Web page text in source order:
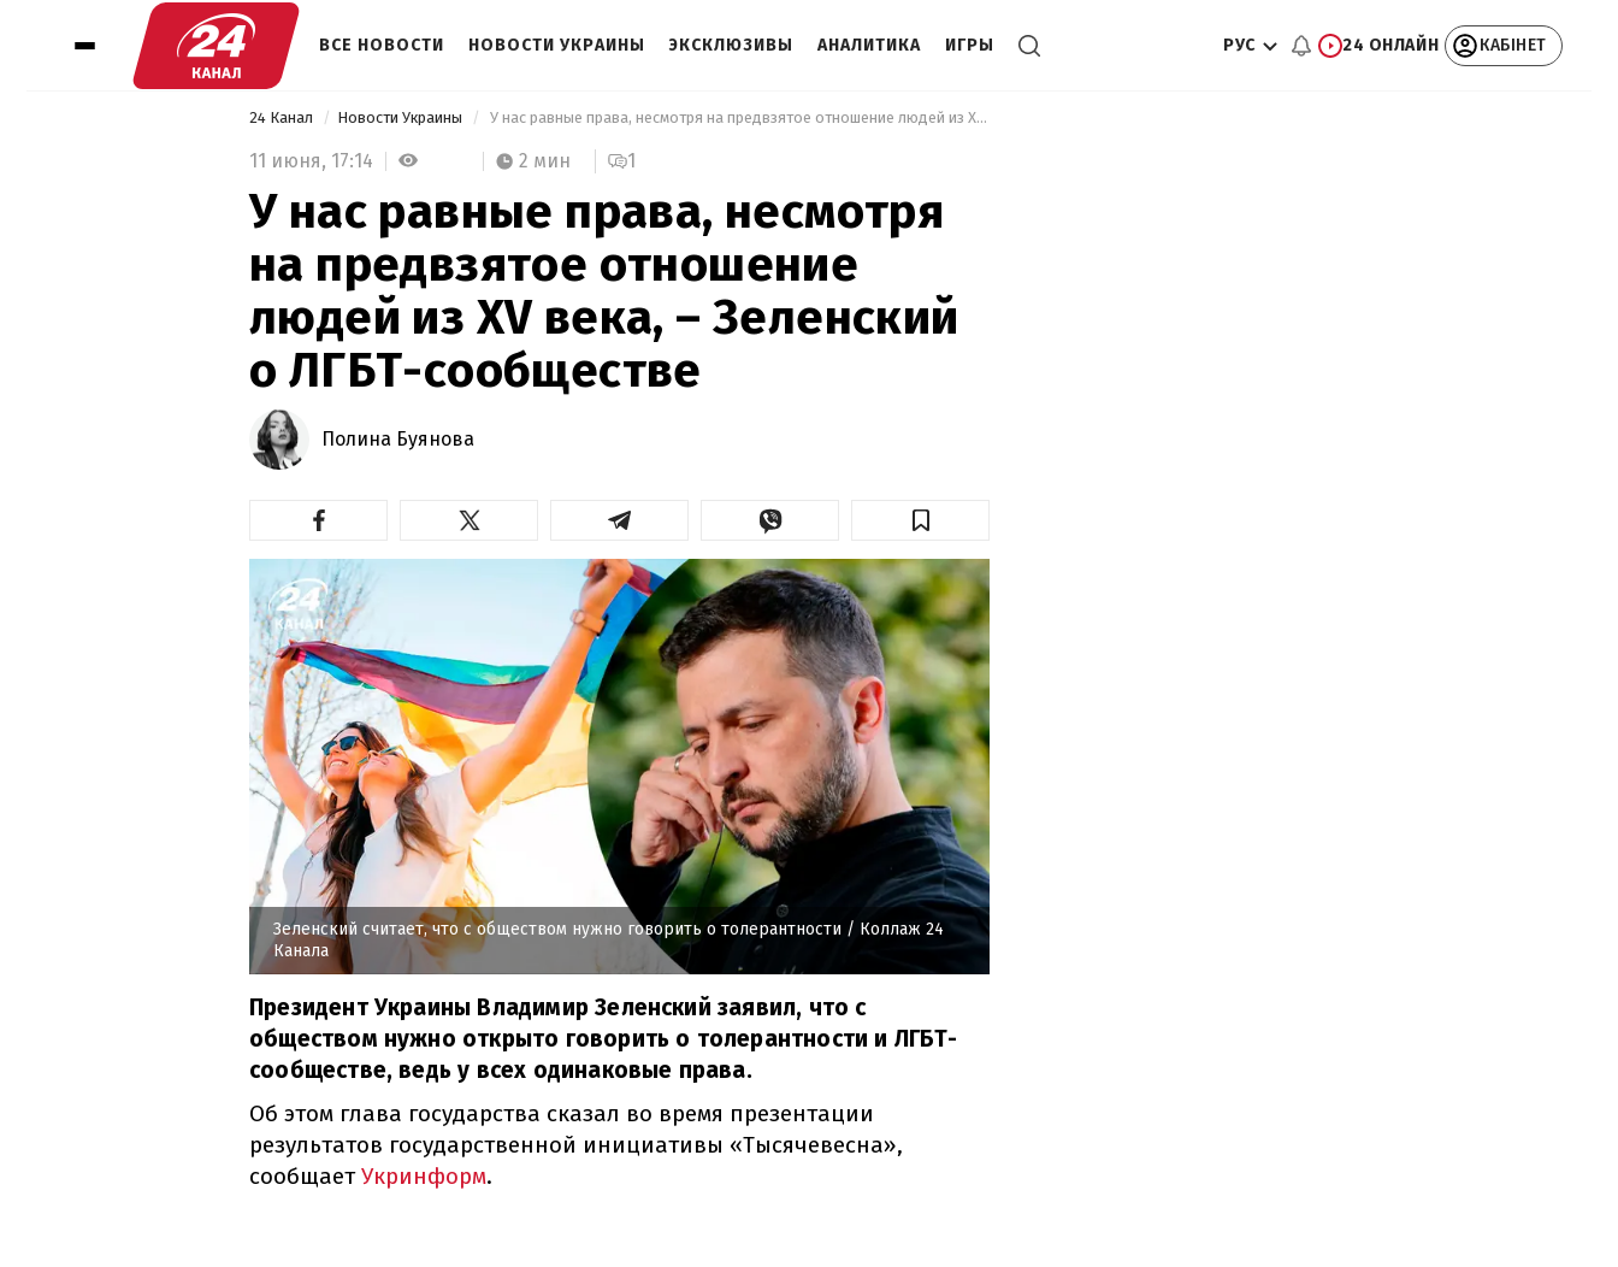
ВСЕ НОВОСТИ НОВОСТИ УКРАИНЫ ЭКСКЛЮЗИВЫ АНАЛИТИКА ИГРЫ РУС 24 ОНЛАЙН КАБІНЕТ
24 Канал Новости Украины У нас равные права, несмотря на предвзятое отношение людей из XV века, – Зеленский о ЛГБТ-сообществе
11 июня, 17:14 2 мин 1
У нас равные права, несмотря
на предвзятое отношение
людей из XV века, – Зеленский
о ЛГБТ-сообществе
Полина Буянова
Зеленский считает, что с обществом нужно говорить о толерантности / Коллаж 24
Канала
Президент Украины Владимир Зеленский заявил, что с
обществом нужно открыто говорить о толерантности и ЛГБТ-
сообществе, ведь у всех одинаковые права.
Об этом глава государства сказал во время презентации
результатов государственной инициативы «Тысячевесна»,
сообщаетУкринформ.